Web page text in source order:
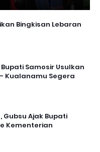
Bingkisan Lebaran
Samosir Usulkan
Kualanamu Segera
Gubsu Ajak Bupati
Kementerian